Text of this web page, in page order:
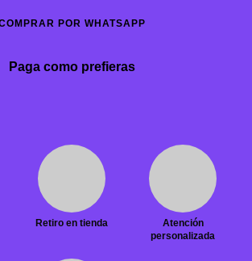
POR WHATSAPP
Paga como prefieras
Retiro en tienda
Atención
personalizada